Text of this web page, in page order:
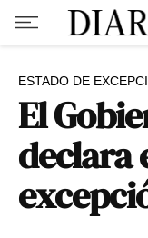
ESTADO DE
El
declara